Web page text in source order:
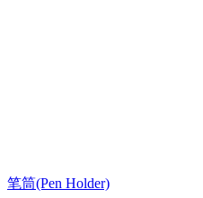
笔筒(Pen Holder)